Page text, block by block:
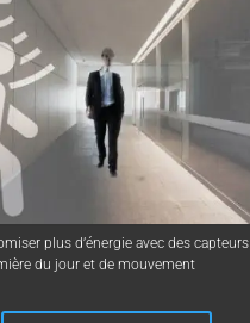
plus d’énergie avec des capteurs
du jour et de mouvement